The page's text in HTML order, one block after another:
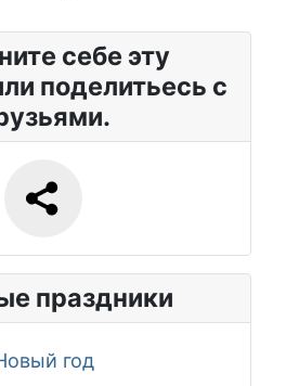
себе эту
поделитьесь с
праздники
год